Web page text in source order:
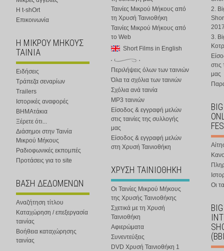
Η t-shOrt
Επικοινωνία
Η ΜΙΚΡΟΥ ΜΗΚΟΥΣ
ΤΑΙΝΙΑ
Ειδήσεις
Τράπεζα σεναρίων
Trailers
Ιστορικές αναφορές
ΒΗΜΑτάκια
Ξέρετε ότι...
Διάσημοι στην Ταινία
Μικρού Μήκους
Ραδιοφωνικές εκπομπές
Προτάσεις για το site
ΒΑΣΗ ΔΕΔΟΜΕΝΩΝ
Αναζήτηση τίτλου
Καταχώρηση / επεξεργασία
ταινίας
Βοήθεια καταχώρησης
ταινίας
Ταινίες Μικρού Μήκους από
τη Χρυσή Ταινιοθήκη
Ταινίες Μικρού Μήκους από
το Web
Short Films in English
Περιλήψεις όλων των ταινιών
Όλα τα σχόλια των ταινιών
Σχόλια ανά ταινία
MP3 ταινιών
Είσοδος & εγγραφή μελών
στις ταινίες της συλλογής
μας
Είσοδος & εγγραφή μελών
στη Χρυσή Ταινιοθήκη
ΧΡΥΣΗ ΤΑΙΝΙΟΘΗΚΗ
Οι Ταινίες Μικρού Μήκους
της Χρυσής Ταινιοθήκης
Σχετικά με τη Χρυσή
Ταινιοθήκη
Αφιερώματα
Συνεντεύξεις
DVD Χρυσή Ταινιοθήκη 1
2.
3.
στις
μας
Οι